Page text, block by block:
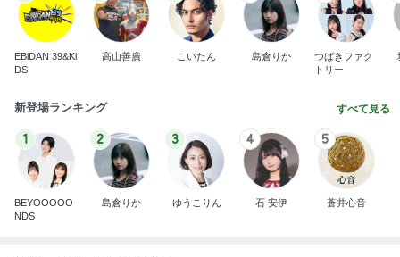
EBiDAN 39&Ki
DS
高山善廣 こいたん 島倉りか
つばきファク
トリー
新登場ランキング すべて見る
1
BEYOOOOO
NDS
2
島倉りか
3
ゆうこりん
4
石 安伊
5
蒼井心音